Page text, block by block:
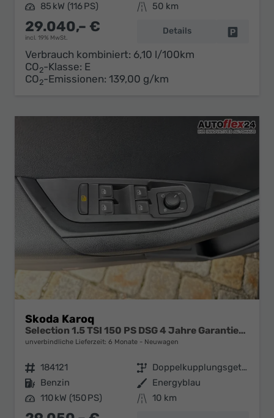
Leistung 85 kW (116 PS) Kilometerstand 50 km
29.040,– €
incl. 19% MwSt.
Details
Verbrauch kombiniert: 6,10 l/100km
CO2-Klasse: E
CO2-Emissionen: 139,00 g/km
Skoda Karoq
Selection 1.5 TSI 150 PS DSG 4 Jahre Garantie-Keyless Start-AppleCarPlay-AndroidAuto-Sunset-Tempomat-2-Zonen-Klima-16''Alu
unverbindliche Lieferzeit: 6 Monate Neuwagen
Fahrzeugnr. 184121 Getriebe
Doppelkupplungsgetriebe (DSG)
Kraftstoff Benzin Außenfarbe Energyblau
Leistung 110 kW (150 PS) Kilometerstand 10 km